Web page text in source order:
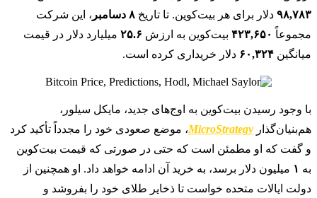
۹۸,۷۸۳ دلار برای هر بیت‌کوین. تا تاریخ ۸ دسامبر
، این شرکت
مجموعاً ۴۲۳,۶۵۰ بیت‌کوین به ارزش ۲۵.۶ میلیارد دلار در قیمت
میانگین ۶۰,۳۲۴ دلار خریداری کرده است.
با وجود رسیدن بیت‌کوین به اوج‌های جدید، مایکل سیلور،
هم‌بنیان‌گذار MicroStrategy، موضع صعودی خود را مجدداً تأکید کرد
و گفت که او مطمئن است که حتی در صورتی که قیمت بیت‌کوین
به ۱ میلیون دلار برسد، به خرید آن ادامه خواهد داد. او همچنین از
دولت ایالات متحده خواست تا ذخایر طلای خود را بفروشد و